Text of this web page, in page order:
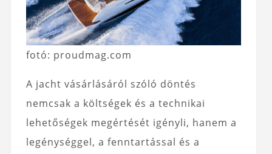
fotó: proudmag.com
A jacht vásárlásáról szóló döntés
nemcsak a költségek és a technikai
lehetőségek megértését igényli, hanem a
legénységgel, a fenntartással és a